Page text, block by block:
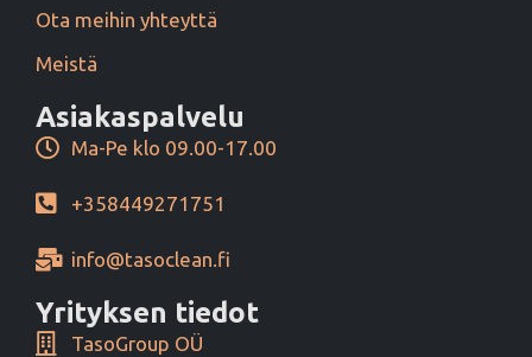
Ota meihin yhteyttä
Meistä
Asiakaspalvelu
Ma-Pe klo 09.00-17.00
+358449271751
info@tasoclean.fi
Yrityksen tiedot
TasoGroup OÜ